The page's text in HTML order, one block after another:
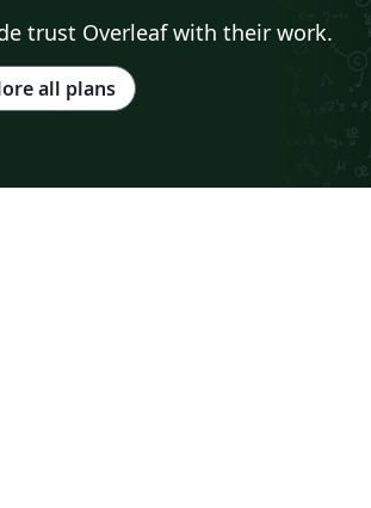
trust Overleaf with their work.
all plans